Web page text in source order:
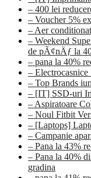
– 400 lei
– Voucher 5%
– Aer
– Weekend
de pÃ¢nÄƒ la
– pana la 40%
–
– Top Brands
– [IT] SSD-uri
– Aspiratoare
– Noul Fitbit
– [Laptops]
– Campanie
– Pana la 43%
– Pana la 40%
gradina